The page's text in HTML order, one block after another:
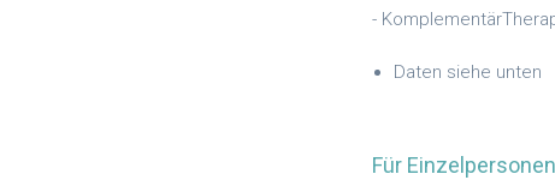
-
Daten siehe unten
Für